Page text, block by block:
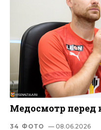
Медосмотр перед
34 ФОТО — 08.06.2026